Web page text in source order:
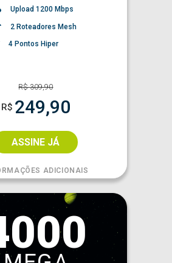
Upload 1200 Mbps
2 Roteadores Mesh
4 Pontos Hiper
R$309,90
R$ 249,90
ASSINE JÁ
ADICIONAIS